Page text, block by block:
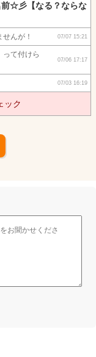
前☆彡【なる？ならな
んが！ 07/07 15:21
って付けら
07/06 17:17
07/03 16:19
ック